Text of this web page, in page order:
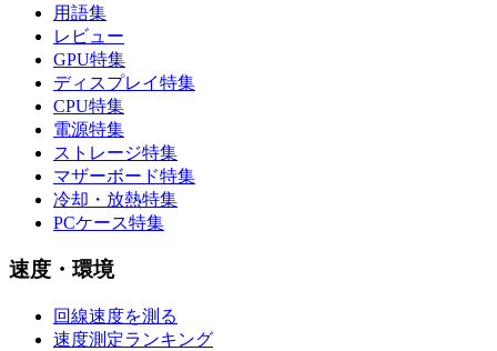
用語集
レビュー
GPU特集
ディスプレイ特集
CPU特集
電源特集
ストレージ特集
マザーボード特集
冷却・放熱特集
PCケース特集
速度・環境
回線速度を測る
速度測定ランキング